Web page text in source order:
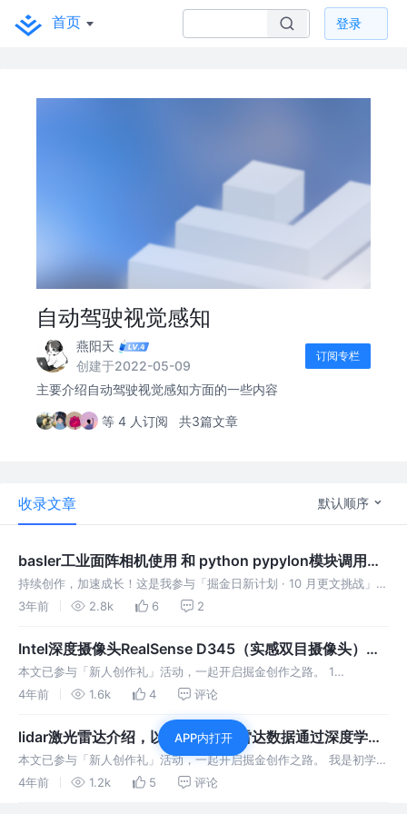
首页 登录
自动驾驶视觉感知
燕阳天
创建于2022-05-09
订阅专栏
主要介绍自动驾驶视觉感知方面的一些内容
等 4 人订阅 共3篇文章
收录文章 默认顺序
basler工业面阵相机使用 和 python pypylon模块调用
basler相机采集数据
持续创作，加速成长！这是我参与「掘金日新计划 · 10 月更文挑战」的
第6天，点击查看活动详情 1 basler工业相机介绍与驱动安装 1.1 basler
3年前 2.8k 6 2
Intel深度摄像头RealSense D345（实感双目摄像头）和
目标检测结合使用
本文已参与「新人创作礼」活动，一起开启掘金创作之路。 1
RealSense D435摄像头介绍 英特尔® 实感™ D435 在我们推出的所有
摄像头中视场最大，深度传感器上配置全局快门，是快速移动应用
4年前 1.6k 4 评论
lidar激光雷达介绍，以及使用激光雷达数据通过深度学习
做目标检测
本文已参与「新人创作礼」活动，一起开启掘金创作之路。 我是初学自
动驾驶相关知识，这部分内容都是我网上了解参考的，你们喜欢看就
4年前 1.2k 5 评论
APP内打开